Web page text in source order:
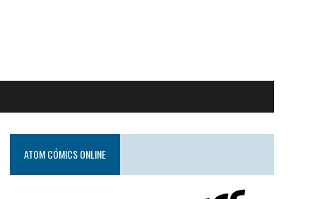
ATOM CÓMICS ONLINE